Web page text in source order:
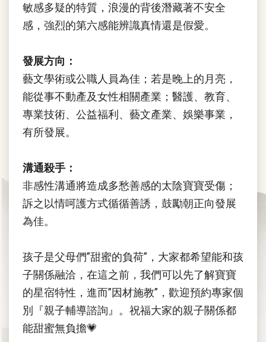
敏感多疑的特質，浪漫的背後潛藏著不安全
感，強烈的第六感能辨識真情還是假愛。
發展方向：
藝文學術或公職人員為佳；若是晚上的月亮，
能從事不動產及女性相關產業；醫護、教育、
專業技術、公益福利、藝文產業、娛樂事業，
有所發展。
溝通殺手：
非感性溝通將造成多愁善感的太陰寶寶受傷；
訴之以情呵護方式循循善誘，鼓勵朝正向發展
為佳。
孩子是父母們”甜蜜的負荷”，大家都希望能和孩
子關係融洽，在這之前，我們可以先了解寶寶
的星宿特性，進而”因材施教”，歡迎預約專家個
別『親子輔導諮詢』。祝福大家的親子關係都
能甜蜜無負擔💗